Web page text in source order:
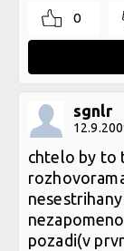
0
sgnlr
chtelo by to
pozadi(v